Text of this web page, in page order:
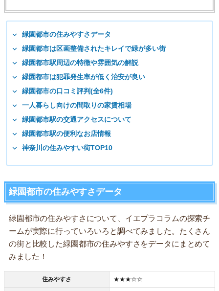
緑園都市の住みやすさデータ
緑園都市は区画整備されたキレイで緑が多い街
緑園都市駅周辺の特徴や雰囲気の解説
緑園都市は犯罪発生率が低く治安が良い
緑園都市の口コミ評判(全6件)
一人暮らし向けの間取りの家賃相場
緑園都市駅の交通アクセスについて
緑園都市駅の便利なお店情報
神奈川の住みやすい街TOP10
緑園都市の住みやすさデータ
緑園都市の住みやすさについて、イエプラコラムの探索チ
ームが実際に行っていろいろと調べてみました。たくさん
の街と比較した緑園都市の住みやすさをデータにまとめて
みました！
住みやすさ ★★★☆☆